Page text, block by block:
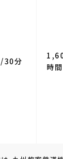
30分
時間